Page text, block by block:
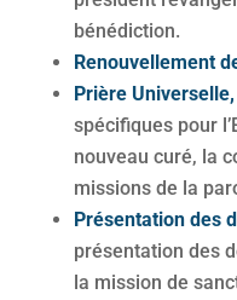
bénédiction.
Renouvellement
Prière Universelle,
spécifiques pour
nouveau curé, la
missions de la
Présentation des
présentation des
la mission de